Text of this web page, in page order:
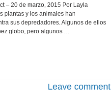
– 20 de marzo, 2015 Por Layla
plantas y los animales han
sus depredadores. Algunos de ellos
globo, pero algunos …
Leave comment